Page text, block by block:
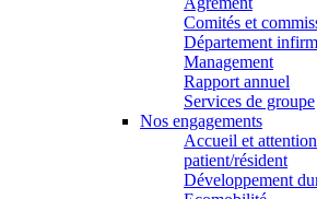
Comités et
Département
Management
Rapport annuel
Services de groupe
Nos engagements
Accueil et
patient/résident
Développement